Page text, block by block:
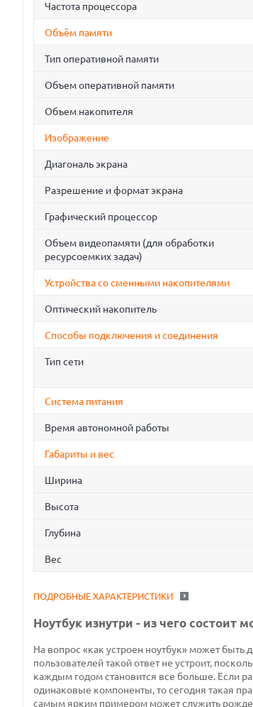
Частота процессора
Объём памяти
Тип оперативной памяти
Объем оперативной памяти
Объем накопителя
Изображение
Диагональ экрана
Разрешение и формат экрана
Графический процессор
Объем видеопамяти (для обработки
ресурсоемких задач)
Устройства со сменными накопителями
Оптический накопитель
Способы подключения и соединения
Тип сети
Система питания
Время автономной работы
Габариты и вес
Ширина
Высота
Глубина
Вес
ПОДРОБНЫЕ ХАРАКТЕРИСТИКИ
Ноутбук изнутри - из чего состоит
На вопрос «как устроен ноутбук» может быть
пользователей такой ответ не устроит,
каждым годом становится все больше. Если
одинаковые компоненты, то сегодня такая
самым ярким примером может служить